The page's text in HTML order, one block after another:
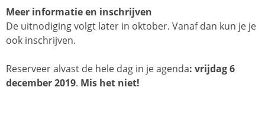
Meer informatie en inschrijven
De uitnodiging volgt later in oktober. Vanaf dan kun je je
ook inschrijven.
Reserveer alvast de hele dag in je agenda: vrijdag 6
december 2019. Mis het niet!